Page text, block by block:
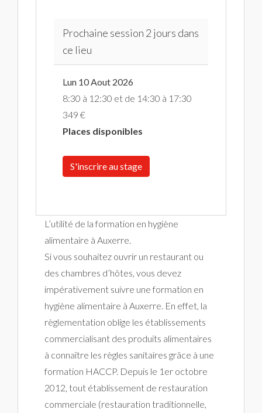
Prochaine session 2 jours dans
ce lieu
Lun 10 Aout 2026
8:30 à 12:30 et de 14:30 à 17:30
349 €
Places disponibles
S'inscrire au stage
L’utilité de la formation en hygiène
alimentaire à Auxerre.
Si vous souhaitez ouvrir un restaurant ou
des chambres d’hôtes, vous devez
impérativement suivre une formation en
hygiène alimentaire à Auxerre. En effet, la
règlementation oblige les établissements
commercialisant des produits alimentaires
à connaître les règles sanitaires grâce à une
formation HACCP. Depuis le 1er octobre
2012, tout établissement de restauration
commerciale (restauration traditionnelle,